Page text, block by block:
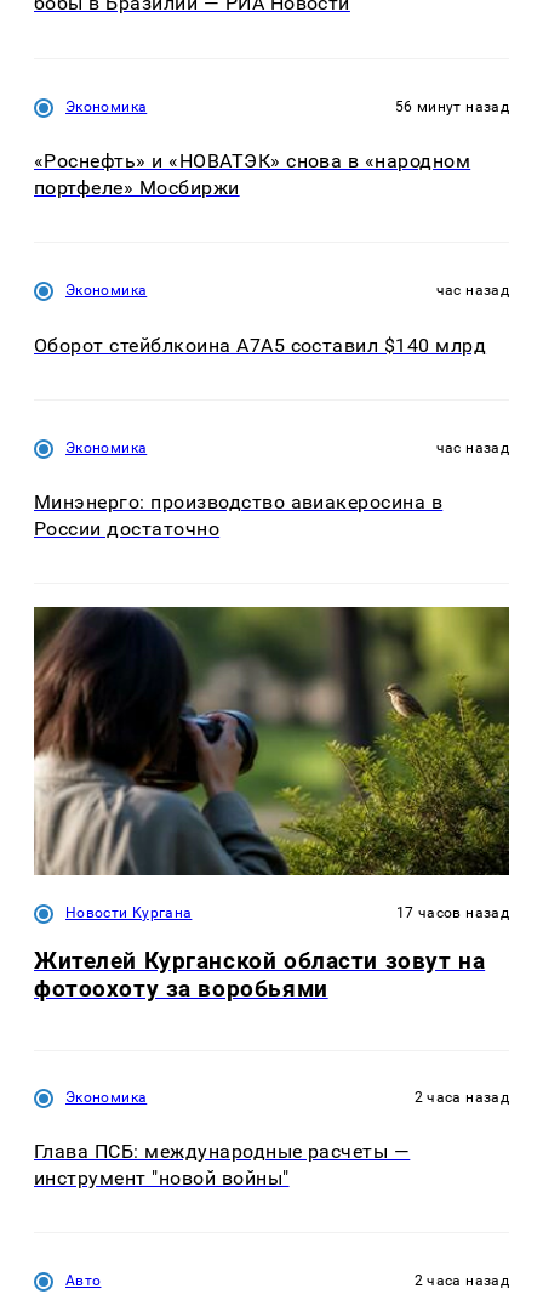
Экономика 56 минут назад
«Роснефть» и «НОВАТЭК» снова в «народном
портфеле» Мосбиржи
Экономика час назад
Оборот стейблкоина А7А5 составил $140 млрд
Экономика час назад
Минэнерго: производство авиакеросина в
России достаточно
Новости Кургана 17 часов назад
Жителей Курганской области зовут на
фотоохоту за воробьями
Экономика 2 часа назад
Глава ПСБ: международные расчеты —
инструмент "новой войны"
Авто 2 часа назад